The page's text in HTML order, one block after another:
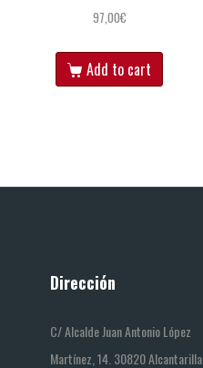
97,00€
Add to cart
Dirección
C/ Alcalde Juan Antonio López
Martínez, 14. 30820 Alcantarilla